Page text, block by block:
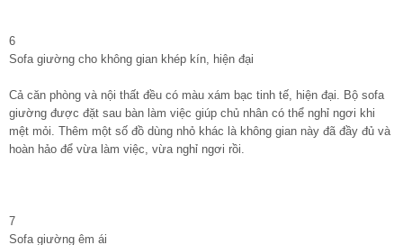
6
Sofa giường cho không gian khép kín, hiện đại
Cả căn phòng và nội thất đều có màu xám bạc tinh tế, hiện đại. Bộ sofa
giường được đặt sau bàn làm việc giúp chủ nhân có thể nghỉ ngơi khi
mệt mỏi. Thêm một số đồ dùng nhỏ khác là không gian này đã đầy đủ và
hoàn hảo để vừa làm việc, vừa nghỉ ngơi rồi.
7
Sofa giường êm ái